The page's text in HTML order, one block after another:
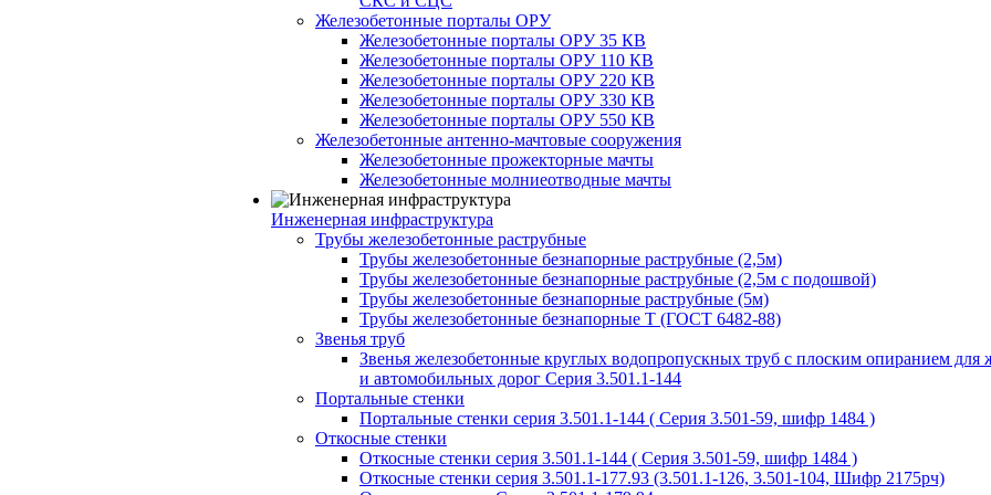
Железобетонные порталы ОРУ
Железобетонные порталы ОРУ 35 КВ
Железобетонные порталы ОРУ 110 КВ
Железобетонные порталы ОРУ 220 КВ
Железобетонные порталы ОРУ 330 КВ
Железобетонные порталы ОРУ 550 КВ
Железобетонные антенно-мачтовые сооружения
Железобетонные прожекторные мачты
Железобетонные молниеотводные мачты
Инженерная инфраструктура
Трубы железобетонные раструбные
Трубы железобетонные безнапорные раструбные (2,5м)
Трубы железобетонные безнапорные раструбные (2,5м с подошвой)
Трубы железобетонные безнапорные раструбные (5м)
Трубы железобетонные безнапорные Т (ГОСТ 6482-88)
Звенья труб
Звенья железобетонные круглых водопропускных труб с плоским опиранием для
и автомобильных дорог Серия 3.501.1-144
Портальные стенки
Портальные стенки серия 3.501.1-144 ( Серия 3.501-59, шифр 1484 )
Откосные стенки
Откосные стенки серия 3.501.1-144 ( Серия 3.501-59, шифр 1484 )
Откосные стенки серия 3.501.1-177.93 (3.501.1-126, 3.501-104, Шифр 2175рч)